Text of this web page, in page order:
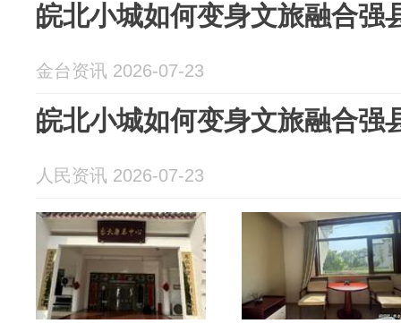
皖北小城如何变身文旅融合强
金台资讯 2026-07-23
皖北小城如何变身文旅融合强
人民资讯 2026-07-23